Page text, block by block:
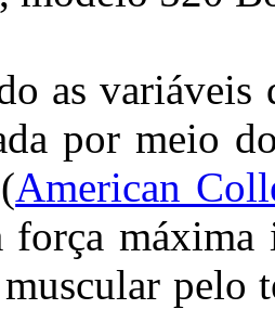
as
por meio
American
força
pelo